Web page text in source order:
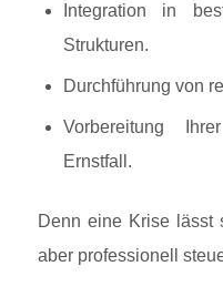
Integration in
Strukturen.
Durchführung von
Vorbereitung
Ernstfall.
Denn eine Krise lässt
aber professionell